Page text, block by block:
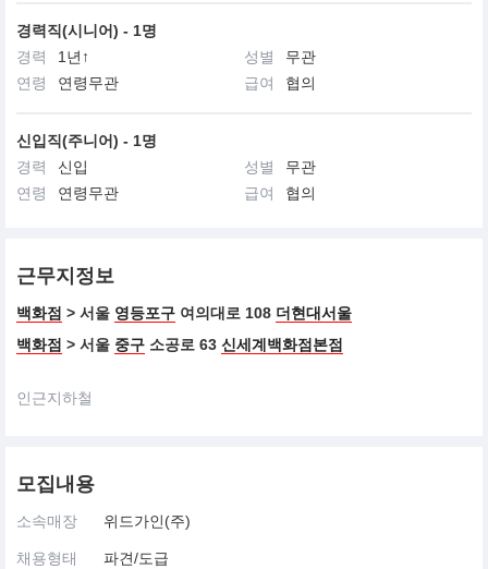
경력직(시니어) - 1명
경력
1년↑ 성별
무관
연령
연령무관 급여 협의
신입직(주니어) - 1명
경력
신입 성별
무관
연령
연령무관 급여 협의
근무지정보
백화점 > 서울 영등포구 여의대로 108 더현대서울
백화점 > 서울 중구 소공로 63 신세계백화점본점
인근지하철
모집내용
소속매장 위드가인(주)
채용형태 파견/도급